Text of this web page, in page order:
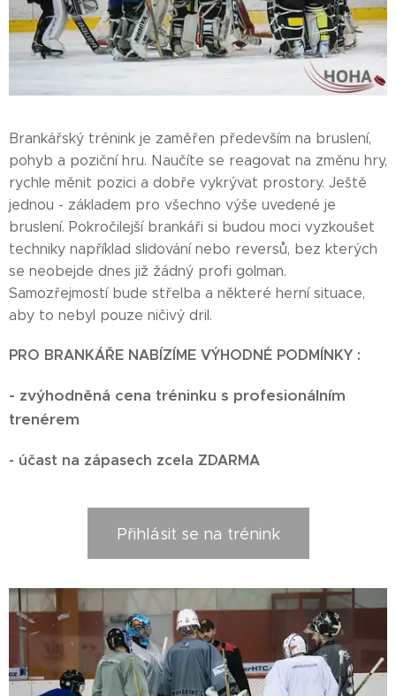
Brankářský trénink je zaměřen především na bruslení,
pohyb a poziční hru. Naučíte se reagovat na změnu hry,
rychle měnit pozici a dobře vykrývat prostory. Ještě
jednou - základem pro všechno výše uvedené je
bruslení. Pokročilejší brankáři si budou moci vyzkoušet
techniky například slidování nebo reversů, bez kterých
se neobejde dnes již žádný profi golman.
Samozřejmostí bude střelba a některé herní situace,
aby to nebyl pouze ničivý dril.
PRO BRANKÁŘE NABÍZÍME VÝHODNÉ PODMÍNKY :
- zvýhodněná cena tréninku s profesionálním
trenérem
- účast na zápasech zcela ZDARMA
Přihlásit se na trénink